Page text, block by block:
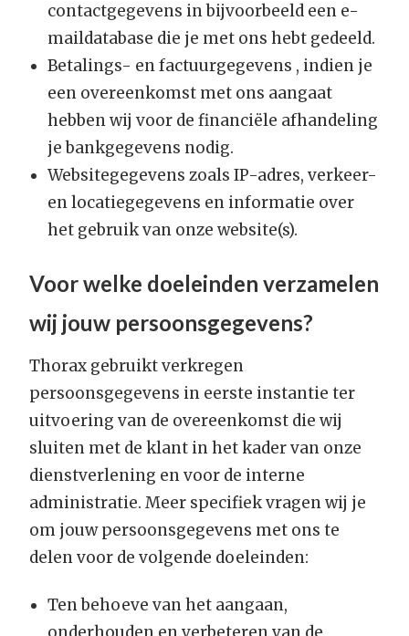
contactgegevens in bijvoorbeeld een e-
maildatabase die je met ons hebt gedeeld.
Betalings- en factuurgegevens , indien je
een overeenkomst met ons aangaat
hebben wij voor de financiële afhandeling
je bankgegevens nodig.
Websitegegevens zoals IP-adres, verkeer-
en locatiegegevens en informatie over
het gebruik van onze website(s).
Voor welke doeleinden verzamelen
wij jouw persoonsgegevens?
Thorax gebruikt verkregen
persoonsgegevens in eerste instantie ter
uitvoering van de overeenkomst die wij
sluiten met de klant in het kader van onze
dienstverlening en voor de interne
administratie. Meer specifiek vragen wij je
om jouw persoonsgegevens met ons te
delen voor de volgende doeleinden:
Ten behoeve van het aangaan,